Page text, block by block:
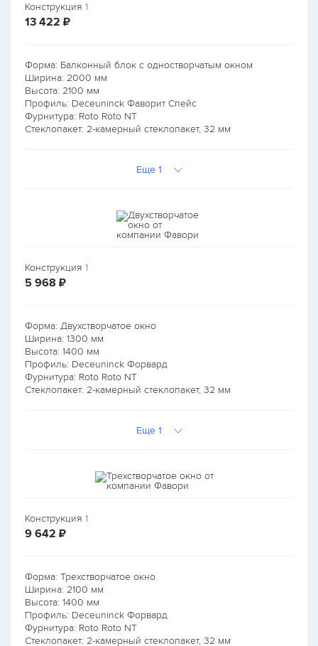
Конструкция 1
13 422 руб.
₽
Форма: Балконный блок с одностворчатым окном
Ширина: 2000 мм
Высота: 2100 мм
Профиль: Deceuninck Фаворит Спейс
Фурнитура: Roto Roto NT
Стеклопакет: 2-камерный стеклопакет, 32 мм
Еще 1
Конструкция 1
5 968 руб.
₽
Форма: Двухстворчатое окно
Ширина: 1300 мм
Высота: 1400 мм
Профиль: Deceuninck Форвард
Фурнитура: Roto Roto NT
Стеклопакет: 2-камерный стеклопакет, 32 мм
Еще 1
Конструкция 1
9 642 руб.
₽
Форма: Трехстворчатое окно
Ширина: 2100 мм
Высота: 1400 мм
Профиль: Deceuninck Форвард
Фурнитура: Roto Roto NT
Стеклопакет: 2-камерный стеклопакет, 32 мм